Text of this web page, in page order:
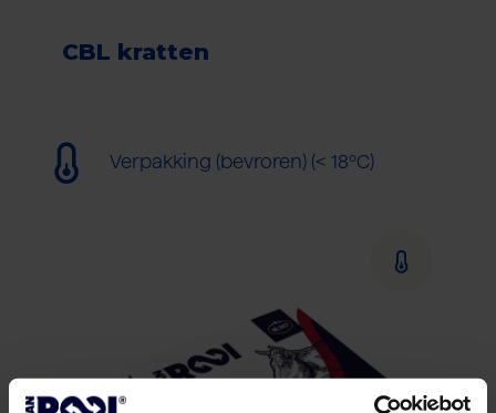
CBL kratten
Verpakking (bevroren) (< 18ºC)